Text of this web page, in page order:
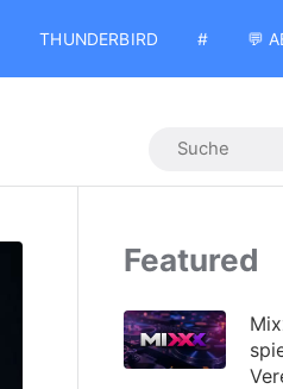
THUNDERBIRD # 💬
Featured